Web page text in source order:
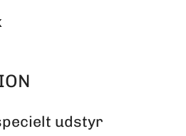
udstyr